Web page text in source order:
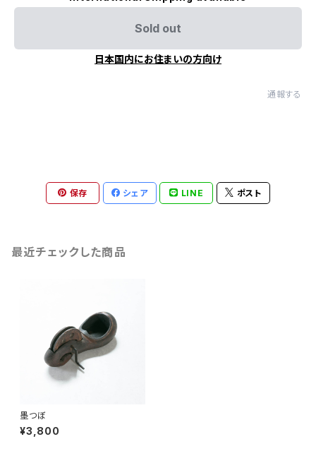
Sold out
日本国内にお住まいの方向け
通報する
保存 シェア LINE ポスト
最近チェックした商品
墨つぼ
¥3,800